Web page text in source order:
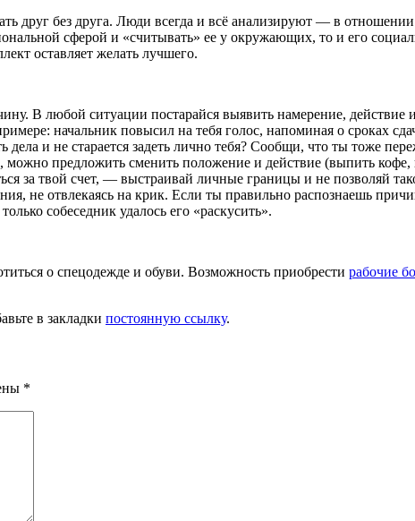
друг без друга. Люди всегда и всё анализируют — в
сферой и «считывать» ее у окружающих, то и его
оставляет желать лучшего.
В любой ситуации постарайся выя­вить намерение, действие
начальник повысил на тебя голос, напоминая о сроках
дела и не старается задеть лично тебя? Сообщи, что ты тоже
предложить сме­нить положение и действие (выпить кофе,
за твой счет, — выстраивай личные границы и не позволяй
не отвлекаясь на крик. Если ты правильно рас­познаешь
собеседник удалось его «раскусить».
о спецодежде и обуви. Возможность приобрести рабочие
в закладки постоянную ссылку.
*